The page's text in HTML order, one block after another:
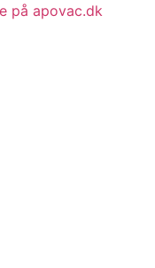
på apovac.dk